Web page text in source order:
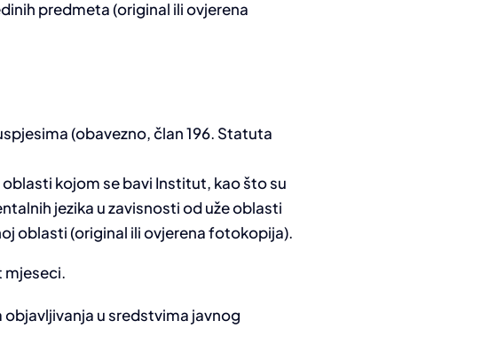
predmeta (original ili ovjerena
(obavezno, član 196. Statuta
kojom se bavi Institut, kao što su
jezika u zavisnosti od uže oblasti
oblasti (original ili ovjerena fotokopija).
mjeseci.
objavljivanja u sredstvima javnog